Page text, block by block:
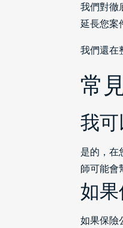
我們對徹
延長您案
我們還在
常
我
是的，在
師可能會
如
如果保險